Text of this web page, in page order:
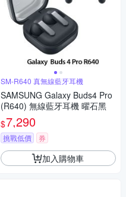
SM-R640 真無線藍牙耳機
SAMSUNG Galaxy Buds4 Pro
(R640) 無線藍牙耳機 曜石黑
$7,290
挑戰低價 券
加入購物車